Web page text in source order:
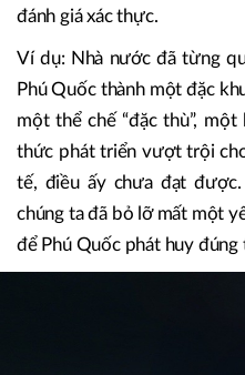
PGS.TS Trần Đình Thiên:
như tôi đã nói, Phú Quốc
thời cơ để phát huy đúng
chưa tận dụng được lợi
đánh giá xác thực.
Ví dụ: Nhà nước đã từng
Phú Quốc thành một đặc
một thể chế “đặc thù”,
chúng ta đã bỏ lỡ mất một